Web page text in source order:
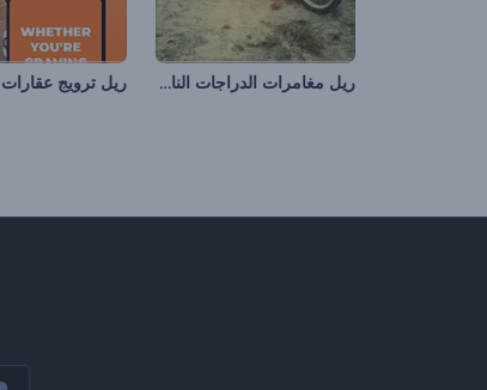
ريل مغامرات الدراجات النارية ريل ترويج عقارات